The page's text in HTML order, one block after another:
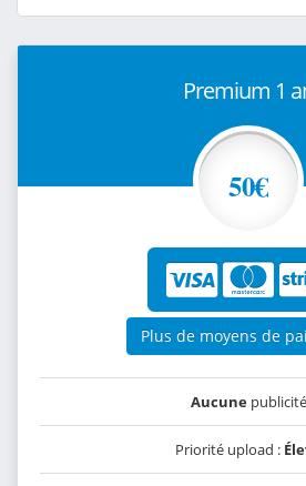
Premium 1
50€
Plus de moyens de
Aucunepublicité
Priorité upload :